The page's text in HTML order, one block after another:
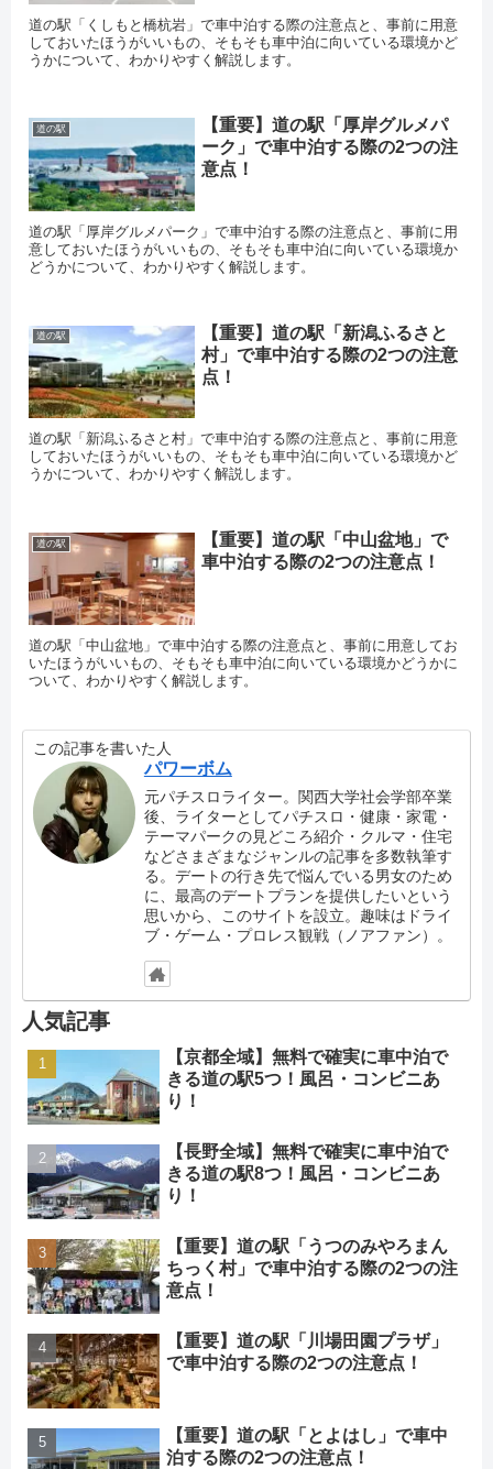
道の駅「くしもと橋杭岩」で車中泊する際の注意点と、事前に用意
しておいたほうがいいもの、そもそも車中泊に向いている環境かど
うかについて、わかりやすく解説します。
道の駅
【重要】道の駅「厚岸グルメパ
ーク」で車中泊する際の2つの注
意点！
道の駅「厚岸グルメパーク」で車中泊する際の注意点と、事前に用
意しておいたほうがいいもの、そもそも車中泊に向いている環境か
どうかについて、わかりやすく解説します。
道の駅
【重要】道の駅「新潟ふるさと
村」で車中泊する際の2つの注意
点！
道の駅「新潟ふるさと村」で車中泊する際の注意点と、事前に用意
しておいたほうがいいもの、そもそも車中泊に向いている環境かど
うかについて、わかりやすく解説します。
道の駅
【重要】道の駅「中山盆地」で
車中泊する際の2つの注意点！
道の駅「中山盆地」で車中泊する際の注意点と、事前に用意してお
いたほうがいいもの、そもそも車中泊に向いている環境かどうかに
ついて、わかりやすく解説します。
この記事を書いた人
パワーボム
元パチスロライター。関西大学社会学部卒業
後、ライターとしてパチスロ・健康・家電・
テーマパークの見どころ紹介・クルマ・住宅
などさまざまなジャンルの記事を多数執筆す
る。デートの行き先で悩んでいる男女のため
に、最高のデートプランを提供したいという
思いから、このサイトを設立。趣味はドライ
ブ・ゲーム・プロレス観戦（ノアファン）。
人気記事
【京都全域】無料で確実に車中泊で
きる道の駅5つ！風呂・コンビニあ
り！
【長野全域】無料で確実に車中泊で
きる道の駅8つ！風呂・コンビニあ
り！
【重要】道の駅「うつのみやろまん
ちっく村」で車中泊する際の2つの注
意点！
【重要】道の駅「川場田園プラザ」
で車中泊する際の2つの注意点！
【重要】道の駅「とよはし」で車中
泊する際の2つの注意点！